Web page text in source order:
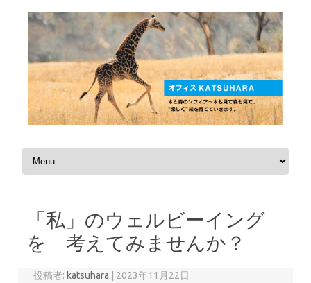
コンテンツへスキップ
「私」のウェルビーイング
を 考えてみませんか？
投稿者: katsuhara 2023年11月22日